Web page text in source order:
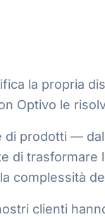
la propria
Optivo le
di prodotti —
di trasformare
complessità
clienti